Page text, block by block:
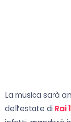
La musica sarà
dell’estate di Rai 1